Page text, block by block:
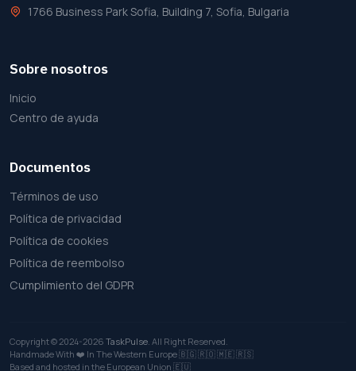
1766 Business Park Sofia, Building 7, Sofia, Bulgaria
Sobre nosotros
Inicio
Centro de ayuda
Documentos
Términos de uso
Política de privacidad
Política de cookies
Política de reembolso
Cumplimiento del GDPR
Copyright © 2024-2026 TaskPulse. All Right Reserved.
Handmade With ❤️ In The Western Europe 🇧🇬 🇷🇴 🇲🇪 🇷🇸
Based and hosted in the European Union 🇪🇺